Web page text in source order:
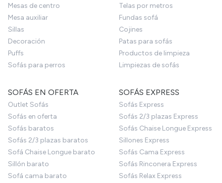
Mesas de centro
Mesa auxiliar
Sillas
Decoración
Puffs
Sofás para perros
Telas por metros
Fundas sofá
Cojines
Patas para sofás
Productos de limpieza
Limpiezas de sofás
SOFÁS EN OFERTA
Outlet Sofás
Sofás en oferta
Sofás baratos
Sofás 2/3 plazas baratos
Sofá Chaise Longue barato
Sillón barato
Sofá cama barato
SOFÁS EXPRESS
Sofás Express
Sofás 2/3 plazas Express
Sofás Chaise Longue Express
Sillones Express
Sofás Cama Express
Sofás Rinconera Express
Sofás Relax Express